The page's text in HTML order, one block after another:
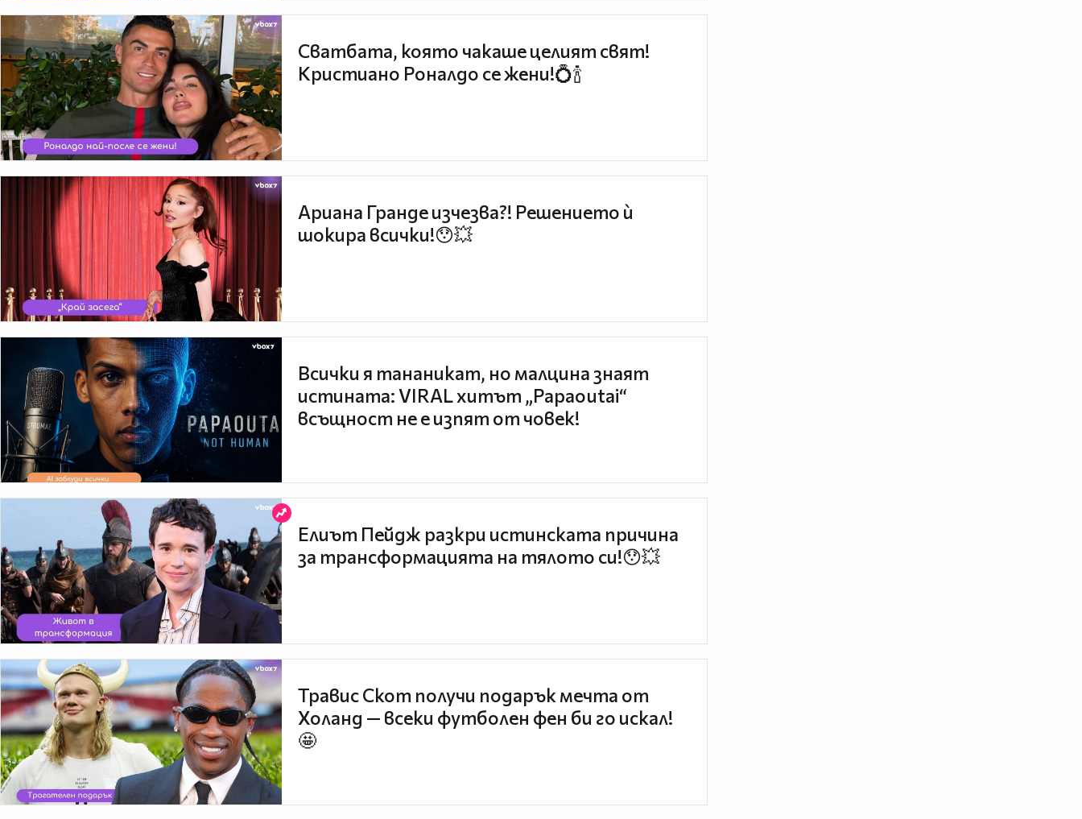
Сватбата, която чакаше целият свят!
Кристиано Роналдо се жени!💍🍾
Ариана Гранде изчезва?! Решението ѝ
шокира всички!😯💥
Всички я тананикат, но малцина знаят
истината: VIRAL хитът „Papaoutai“
всъщност не е изпят от човек!
Елиът Пейдж разкри истинската причина
за трансформацията на тялото си!😯💥
Травис Скот получи подарък мечта от
Холанд — всеки футболен фен би го искал!
🤩